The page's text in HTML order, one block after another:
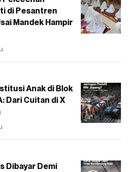
di Pesantren
Mandek Hampir
Anak di Blok
Dari Cuitan di X
Dibayar Demi